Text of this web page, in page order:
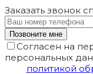
Заказать звонок
Согласен на
персональных
политикой